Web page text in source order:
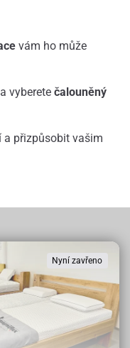
vám ho může
vyberete čalouněný
a přizpůsobit vašim
Nyní zavřeno